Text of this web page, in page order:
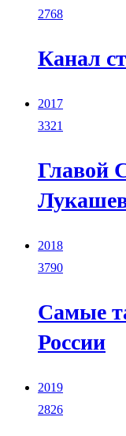
2768
Канал
2017
3321
Главой
2018
3790
Самые
России
2019
2826